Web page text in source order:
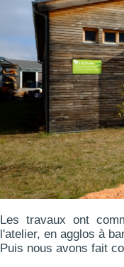
Les travaux ont
l'atelier, en agglos à
Puis nous avons fait